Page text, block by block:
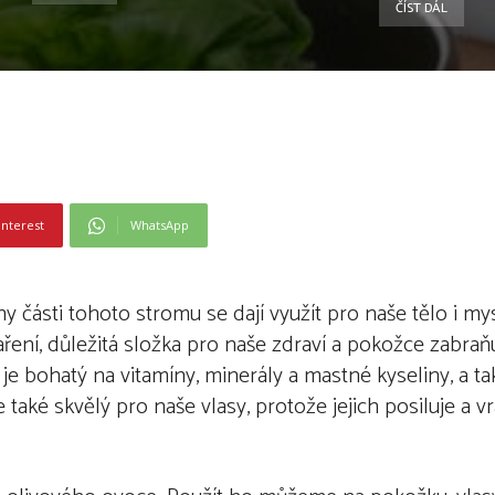
ČÍST DÁL
WhatsApp
části tohoto stromu se dají využít pro naše tělo i
důležitá složka pro naše zdraví a pokožce
bohatý na vitamíny, minerály a mastné kyseliny, a
skvělý pro naše vlasy, protože jejich posiluje a